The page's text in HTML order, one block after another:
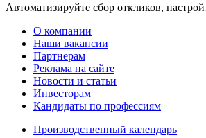
Автоматизируйте сбор откликов,
О компании
Наши вакансии
Партнерам
Реклама на сайте
Новости и статьи
Инвесторам
Кандидаты по профессиям
Производственный календарь